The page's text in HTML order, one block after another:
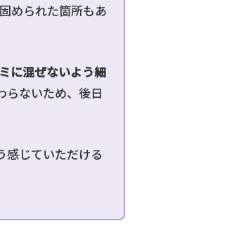
められた箇所もあ
に混ぜないよう細
らないため、後日
感じていただける